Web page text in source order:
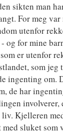
sikten man
For meg var
utenfor
og for mine
er utenfor
som jeg
ingenting om.
de har
involverer,
Kjelleren
sluket som